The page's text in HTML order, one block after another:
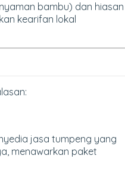
bambu) dan hiasan
kearifan lokal
jasa tumpeng yang
menawarkan paket